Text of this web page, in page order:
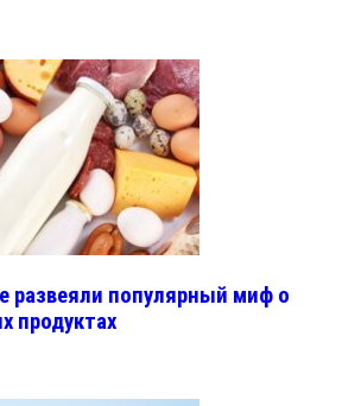
развеяли популярный миф о
продуктах